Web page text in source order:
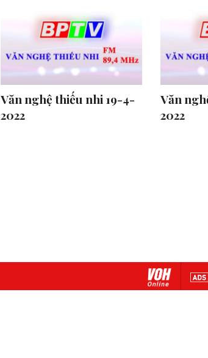
Văn nghệ thiếu nhi 19-4-
2022
Văn
2022